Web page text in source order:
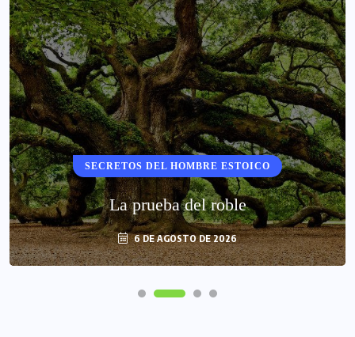
SECRETOS DEL HOMBRE ESTOICO
La prueba del roble
6 DE AGOSTO DE 2026